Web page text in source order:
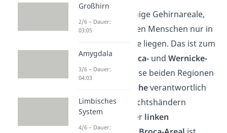
Es gibt zudem einige Gehirnareale,
die bei den meisten Menschen nur in
einer Gehirnhälfte liegen. Das ist zum
Beispiel beim
Broca-und Wernicke-
Areal der Fall. Diese beiden Regionen
Spracheverantwortlich
und liegen bei Rechtshändern
größtenteils in der linken
Großhirn
2/6 – Dauer:
03:05
Amygdala
3/6 – Dauer:
04:03
Limbisches
System
4/6 – Dauer: